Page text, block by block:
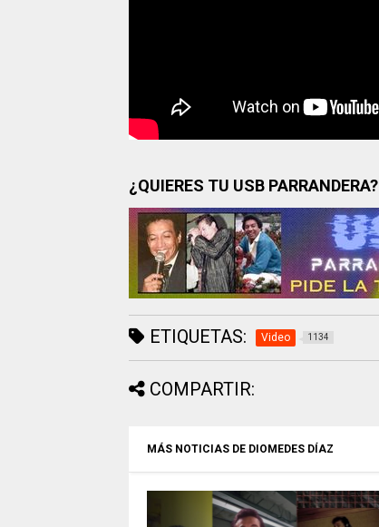
¿QUIERES TU USB PARRANDERA?
ETIQUETAS: Video 1134
COMPARTIR:
MÁS NOTICIAS DE DIOMEDES DÍAZ